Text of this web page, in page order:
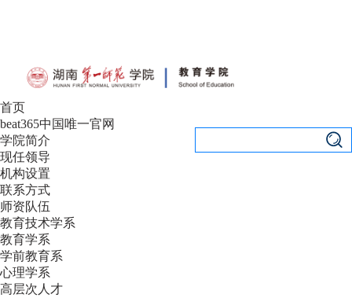
首页
beat365中国唯一官网
学院简介
现任领导
机构设置
联系方式
师资队伍
教育技术学系
教育学系
学前教育系
心理学系
高层次人才